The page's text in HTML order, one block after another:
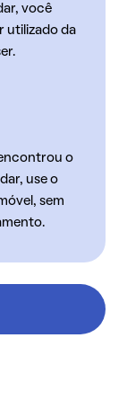
você
utilizado da
o
use o
sem